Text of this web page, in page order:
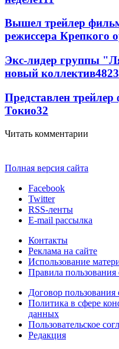
Вышел трейлер
режиссера Крепкого
Экс-лидер группы
новый коллектив4823
Представлен
Токио32
Читать комментарии
Полная версия сайта
Facebook
Twitter
RSS-ленты
E-mail рассылка
Контакты
Реклама на сайте
Использование
Правила пользования
Договор пользования
Политика в сфере
данных
Пользовательское
Редакция